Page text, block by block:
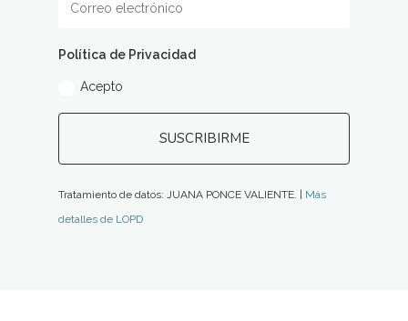
Política de Privacidad
Acepto
SUSCRIBIRME
Tratamiento de datos: JUANA PONCE VALIENTE. | Más
detalles de LOPD